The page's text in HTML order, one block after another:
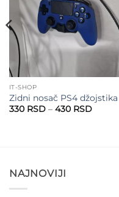
IT-SHOP
Zidni nosač PS4 džojstika
330 RSD – 430 RSDRaspon
NAJNOVIJI